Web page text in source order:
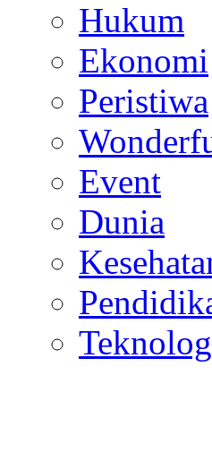
Hukum
Ekonomi
Peristiwa
Event
Dunia